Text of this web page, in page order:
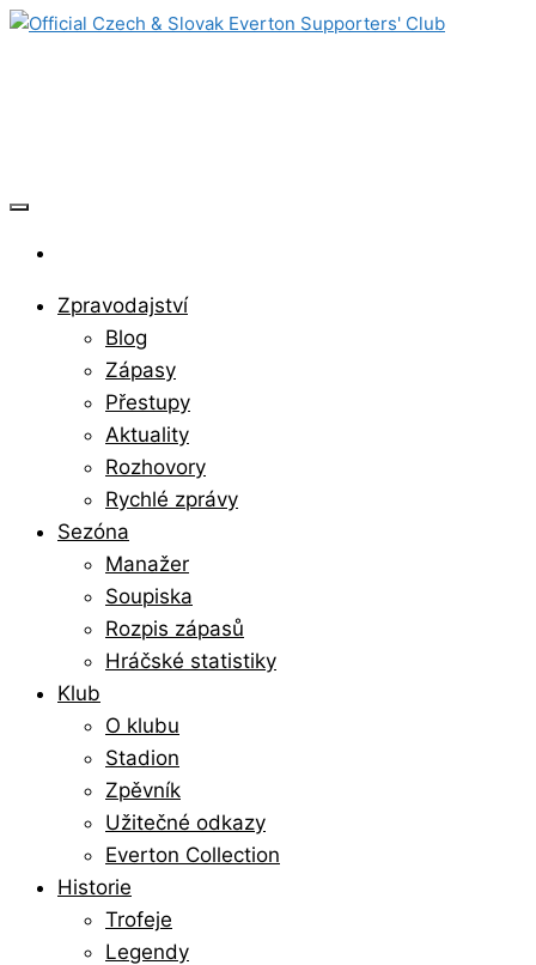
Skip
Zpravodajství
Blog
Zápasy
Přestupy
Aktuality
Rozhovory
Rychlé zprávy
Sezóna
Manažer
Soupiska
Rozpis zápasů
Hráčské statistiky
Klub
O klubu
Stadion
Zpěvník
Užitečné odkazy
Everton Collection
Historie
Trofeje
Legendy